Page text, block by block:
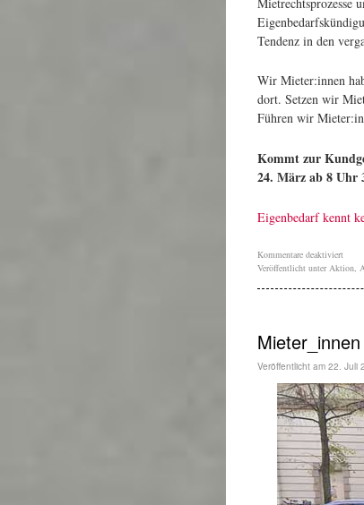
Tendenz in den
Wir Mieter:innen
dort. Setzen wir
Führen wir
Kommt zur
24. März ab 8 Uhr
Eigenbedarf kennt
Kommentare deaktiviert
Veröffentlicht unter Aktion
Veröffentlicht am 22. Juli